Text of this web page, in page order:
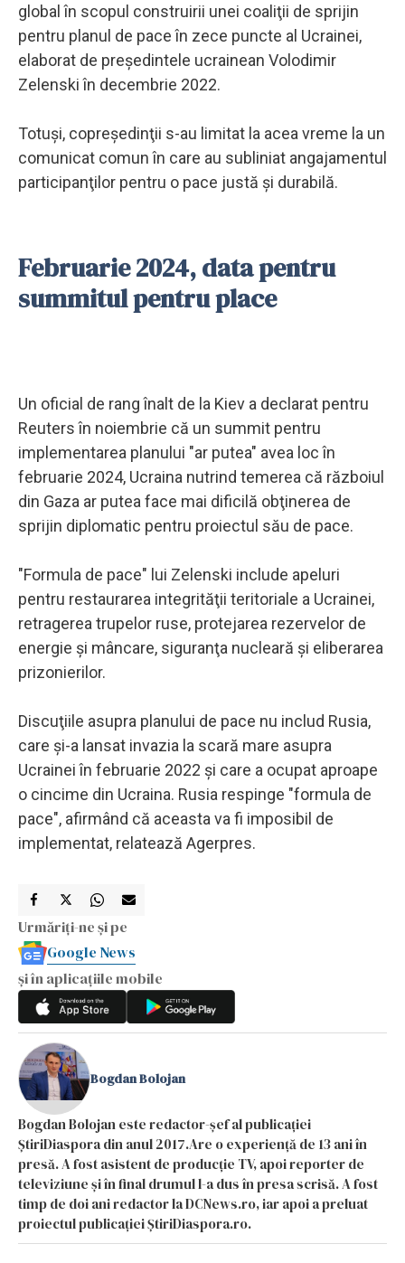
global în scopul construirii unei coaliţii de sprijin
pentru planul de pace în zece puncte al Ucrainei,
elaborat de preşedintele ucrainean Volodimir
Zelenski în decembrie 2022.
Totuşi, copreşedinţii s-au limitat la acea vreme la un
comunicat comun în care au subliniat angajamentul
participanţilor pentru o pace justă şi durabilă.
Februarie 2024, data pentru
summitul pentru place
Un oficial de rang înalt de la Kiev a declarat pentru
Reuters în noiembrie că un summit pentru
implementarea planului "ar putea" avea loc în
februarie 2024, Ucraina nutrind temerea că războiul
din Gaza ar putea face mai dificilă obţinerea de
sprijin diplomatic pentru proiectul său de pace.
"Formula de pace" lui Zelenski include apeluri
pentru restaurarea integrităţii teritoriale a Ucrainei,
retragerea trupelor ruse, protejarea rezervelor de
energie şi mâncare, siguranţa nucleară şi eliberarea
prizonierilor.
Discuţiile asupra planului de pace nu includ Rusia,
care şi-a lansat invazia la scară mare asupra
Ucrainei în februarie 2022 şi care a ocupat aproape
o cincime din Ucraina. Rusia respinge "formula de
pace", afirmând că aceasta va fi imposibil de
implementat, relatează Agerpres.
Urmăriți-ne și pe
Google News
și în aplicațiile mobile
Bogdan Bolojan
Bogdan Bolojan este redactor-șef al publicației
ȘtiriDiaspora din anul 2017.Are o experiență de 13 ani în
presă. A fost asistent de producție TV, apoi reporter de
televiziune și în final drumul l-a dus în presa scrisă. A fost
timp de doi ani redactor la DCNews.ro, iar apoi a preluat
proiectul publicației ȘtiriDiaspora.ro.